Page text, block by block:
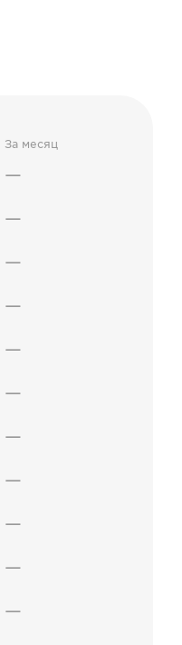
За месяц
—
—
—
—
—
—
—
—
—
—
—